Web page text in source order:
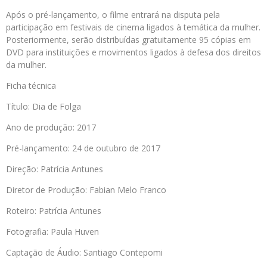
Após o pré-lançamento, o filme entrará na disputa pela
participação em festivais de cinema ligados à temática da mulher.
Posteriormente, serão distribuídas gratuitamente 95 cópias em
DVD para instituições e movimentos ligados à defesa dos direitos
da mulher.
Ficha técnica
Título: Dia de Folga
Ano de produção: 2017
Pré-lançamento: 24 de outubro de 2017
Direção: Patrícia Antunes
Diretor de Produção: Fabian Melo Franco
Roteiro: Patrícia Antunes
Fotografia: Paula Huven
Captação de Áudio: Santiago Contepomi